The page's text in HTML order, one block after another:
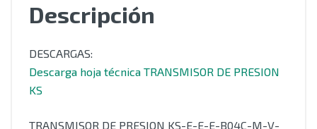
Descripción
DESCARGAS:
Descarga hoja técnica TRANSMISOR DE PRESION
KS
TRANSMISOR DE PRESION KS-E-E-E-B04C-M-V-